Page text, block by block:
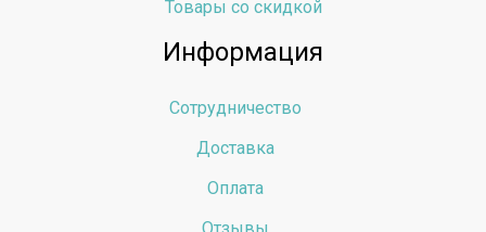
Товары со скидкой
Информация
Сотрудничество
Доставка
Оплата
Отзывы